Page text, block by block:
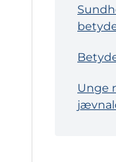
Unge